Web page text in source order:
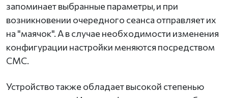
запоминает выбранные параметры, и при
возникновении очередного сеанса отправляет их
на "маячок". А в случае необходимости изменения
конфигурации настройки меняются посредством
СМС.
Устройство также обладает высокой степенью